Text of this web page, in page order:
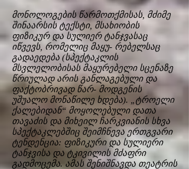
მონოლოგების წარმოთქმისას, მძიმე
შინაარსის ტექსტი, მსახიობის
ფიზიკურ და სულიერ ტანჯვასაც
იწვევს, რომელიც მაყუ- რებელსაც
გადაედება (სპექტაკლის
მსვლელობისას მაყურებელი სცენაზე
წრიულად არის განლაგებული და
ფაქტობრივად წარ- მოდგენის
უშუალო მონაწილე ხდება). „ტროელი
ქალებიდან“ მოყოლებული დათა
თავაძის და მიხეილ ჩარკვიანის სხვა
სპექტაკლებშიც შეიმჩნევა ერთგვარი
ტენდენცია: ფიზიკური და სულიერი
ტანჯვისა და ტკივილის მძაფრი
გადმოცემა. ამას შენიშნავდა თეატრის